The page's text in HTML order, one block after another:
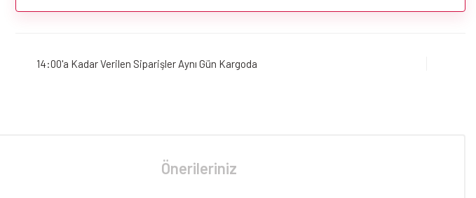
14:00'a Kadar Verilen Siparişler Aynı Gün Kargoda
Önerileriniz